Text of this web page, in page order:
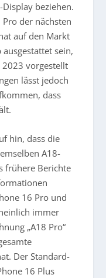
beziehen.
der nächsten
auf den Markt
sein,
vorgestellt
lässt jedoch
dass
hin, dass die
A18-
frühere Berichte
16 Pro und
immer
„A18 Pro“
Der Standard-
16 Plus